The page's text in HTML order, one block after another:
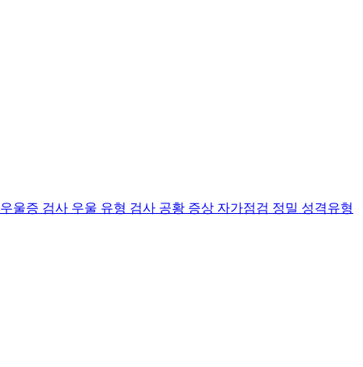
울증 검사 우울 유형 검사 공황 증상 자가점검 정밀 성격유형